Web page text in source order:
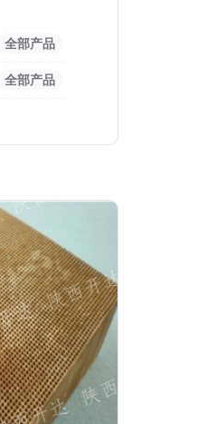
全部产品
全部产品